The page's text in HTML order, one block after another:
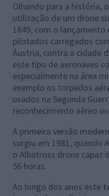
Olhando para a história,
utilização de um drone
1849, com o lançamento
pilotados carregados
Áustria, contra a cidade
este tipo de aeronaves
especialmente na área
exemplo os torpedos
usados na Segunda
reconhecimento aéreo
A primeira versão
surgiu em 1981, quando
o Albatross drone capaz
56 horas.
Ao longo dos anos este